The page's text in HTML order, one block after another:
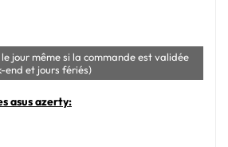
jour même si la commande est validée
end et jours fériés)
asus azerty: